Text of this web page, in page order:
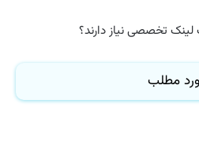
تخصصی نیاز دارند؟
مطلب